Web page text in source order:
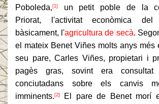
Poboleda, [1]
un petit poble de la
Priorat, l'activitat econòmica
bàsicament, l'agricultura de secà.
el mateix Benet Viñes molts anys més
seu pare, Carles Viñes, propietari i
pagès gras, sovint era
conciutadans sobre els canvis
imminents. [2]
El pare de Benet morí